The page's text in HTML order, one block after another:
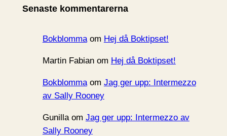
v
Senaste kommentarerna
Bokblommaom Hej då Boktipset!
Martin Fabianom Hej då Boktipset!
Bokblommaom Jag ger upp: Intermezzo
av Sally Rooney
Gunillaom Jag ger upp: Intermezzo av
Sally Rooney